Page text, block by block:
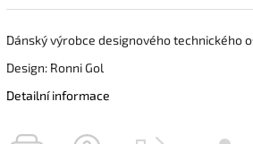
Dánský výrobce designového technického
Design: Ronni Gol
Detailní informace